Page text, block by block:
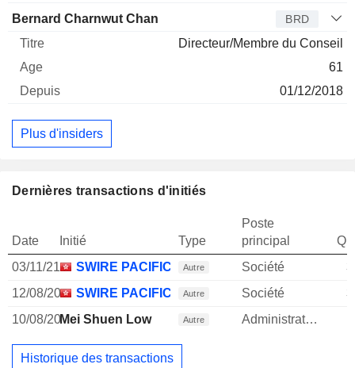
Bernard Charnwut Chan BRD
Directeur/Membre du Conseil
61
01/12/2018
Plus d'insiders
Dernières transactions d'initiés
Date Initié Type
Poste
principal
03/11/21
SWIRE PACIFIC LTD.
Autre Société
12/08/20
SWIRE PACIFIC LTD.
Autre Société
10/08/20Mei Shuen Low Autre Administrateur
Historique des transactions